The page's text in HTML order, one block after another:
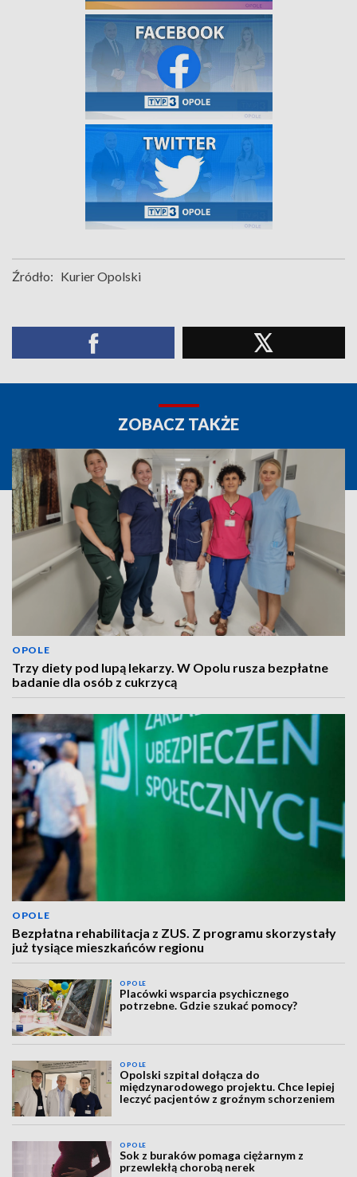
Źródło: Kurier Opolski
ZOBACZ TAKŻE
OPOLE
Trzy diety pod lupą lekarzy. W Opolu rusza bezpłatne
badanie dla osób z cukrzycą
OPOLE
Bezpłatna rehabilitacja z ZUS. Z programu skorzystały
już tysiące mieszkańców regionu
OPOLE
Placówki wsparcia psychicznego
potrzebne. Gdzie szukać pomocy?
OPOLE
Opolski szpital dołącza do
międzynarodowego projektu. Chce lepiej
leczyć pacjentów z groźnym schorzeniem
OPOLE
Sok z buraków pomaga ciężarnym z
przewlekłą chorobą nerek